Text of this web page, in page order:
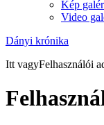
Kép
Video
Dányi krónika
Itt vagyFelhasználói